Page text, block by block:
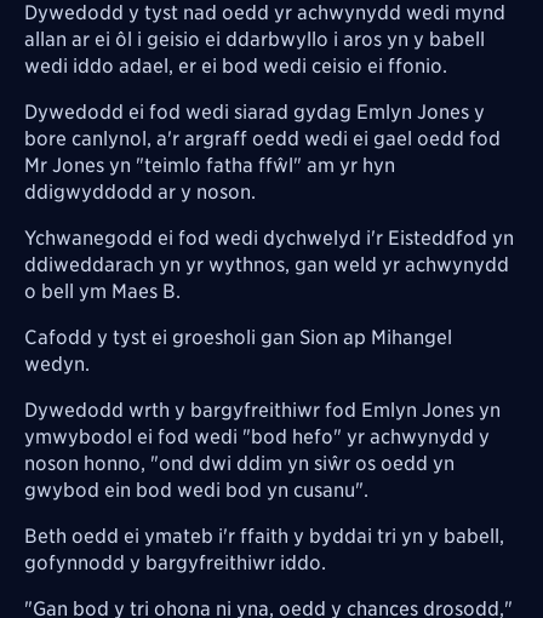
Dywedodd y tyst nad oedd yr achwynydd wedi mynd
allan ar ei ôl i geisio ei ddarbwyllo i aros yn y babell
wedi iddo adael, er ei bod wedi ceisio ei ffonio.
Dywedodd ei fod wedi siarad gydag Emlyn Jones y
bore canlynol, a'r argraff oedd wedi ei gael oedd fod
Mr Jones yn "teimlo fatha ffŵl" am yr hyn
ddigwyddodd ar y noson.
Ychwanegodd ei fod wedi dychwelyd i'r Eisteddfod yn
ddiweddarach yn yr wythnos, gan weld yr achwynydd
o bell ym Maes B.
Cafodd y tyst ei groesholi gan Sion ap Mihangel
wedyn.
Dywedodd wrth y bargyfreithiwr fod Emlyn Jones yn
ymwybodol ei fod wedi "bod hefo" yr achwynydd y
noson honno, "ond dwi ddim yn siŵr os oedd yn
gwybod ein bod wedi bod yn cusanu".
Beth oedd ei ymateb i'r ffaith y byddai tri yn y babell,
gofynnodd y bargyfreithiwr iddo.
"Gan bod y tri ohona ni yna, oedd y chances drosodd,"